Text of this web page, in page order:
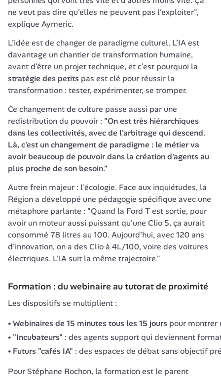
ne veut pas dire qu'elles ne peuvent pas l'exploiter",
explique Aymeric.
L’idée est de changer de paradigme culturel. L’IA est
davantage un chantier de transformation humaine,
stratégie des petits pas est clé pour réussir la
transformation : tester, expérimenter, se tromper.
Ce changement de culture passe aussi par une
redistribution du pouvoir : "On est très hiérarchiques
dans les collectivités, avec de l'arbitrage qui descend.
Là, c'est un changement de paradigme : le métier va
avoir beaucoup de pouvoir dans la création d'agents au
plus proche de son besoin."
Autre frein majeur : l'écologie. Face aux inquiétudes, la
Région a développé une pédagogie spécifique avec une
métaphore parlante : "Quand la Ford T est sortie, pour
avoir un moteur aussi puissant qu'une Clio 5, ça aurait
consommé 78 litres au 100. Aujourd'hui, avec 120 ans
d'innovation, on a des Clio à 4L/100, voire des voitures
électriques. L'IA suit la même trajectoire."
Formation : du webinaire au tutorat de proximité
Les dispositifs se multiplient :
Webinaires de 15 minutes tous les 15 jours pour montrer
"Incubateurs" : des agents support qui deviennent
Futurs "cafés IA" : des espaces de débat sans objectif
Pour Stéphane Rochon, la formation est le parent